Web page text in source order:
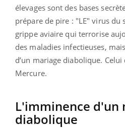
élevages sont des bases
prépare de pire : "LE" virus du
grippe aviaire qui terrorise
des maladies infectieuses,
d’un mariage diabolique. Celui
Mercure.
L'imminence d'un
diabolique